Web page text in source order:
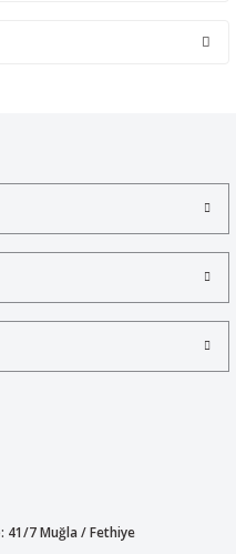
41/7 Muğla / Fethiye